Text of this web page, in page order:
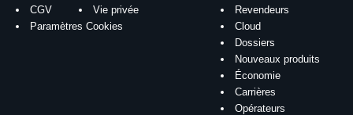
CGV
Vie privée
Paramètres Cookies
Revendeurs
Cloud
Dossiers
Nouveaux produits
Économie
Carrières
Opérateurs